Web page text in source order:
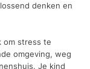
denken en
om stress te
omgeving, weg
Je kind